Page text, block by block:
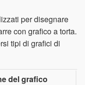
per disegnare
con grafico a torta.
tipi di grafici di
del grafico